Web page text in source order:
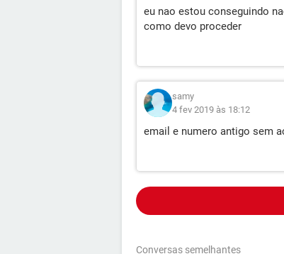
eu nao estou conseguindo
como devo proceder
samy
4 fev 2019 às 18:12
email e numero antigo sem
Conversas semelhantes